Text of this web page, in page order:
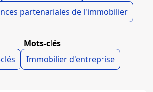
partenariales de l'immobilier
Mots-clés
Immobilier d'entreprise